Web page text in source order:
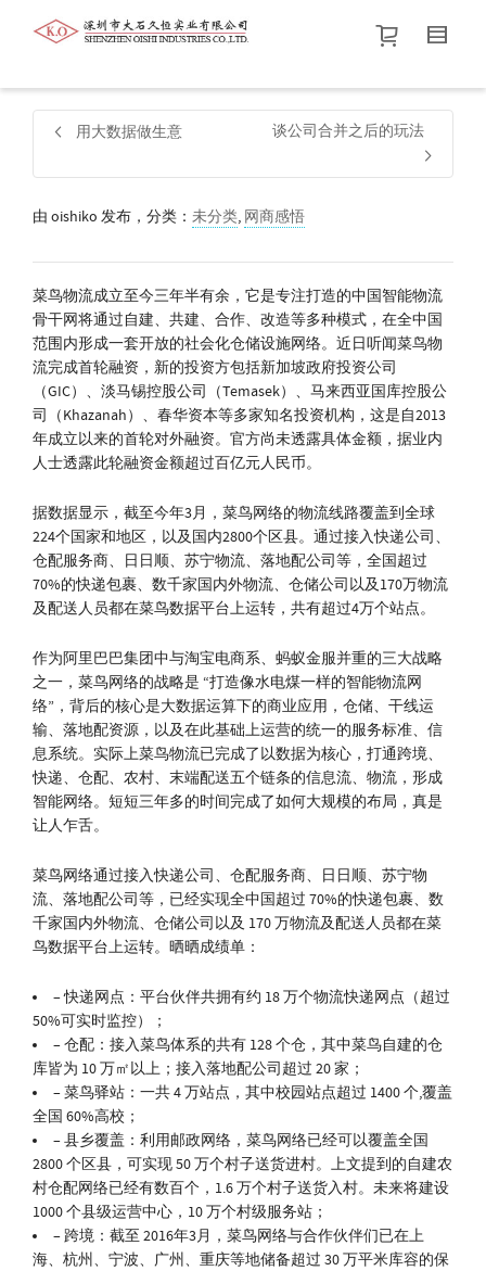
帮我查找新的衬衫尺码
价格介于
默认品牌.
用大数据做生意 谈公司合并之后的玩法
由 oishiko 发布，分类： 未分类, 网商感悟
菜鸟物流成立至今三年半有余，它是专注打造的中国智能物流
骨干网将通过自建、共建、合作、改造等多种模式，在全中国
范围内形成一套开放的社会化仓储设施网络。近日听闻菜鸟物
流完成首轮融资，新的投资方包括新加坡政府投资公司
（GIC）、淡马锡控股公司（Temasek）、马来西亚国库控股公
司（Khazanah）、春华资本等多家知名投资机构，这是自2013
年成立以来的首轮对外融资。官方尚未透露具体金额，据业内
人士透露此轮融资金额超过百亿元人民币。
据数据显示，截至今年3月，菜鸟网络的物流线路覆盖到全球
224个国家和地区，以及国内2800个区县。通过接入快递公司、
仓配服务商、日日顺、苏宁物流、落地配公司等，全国超过
70%的快递包裹、数千家国内外物流、仓储公司以及170万物流
及配送人员都在菜鸟数据平台上运转，共有超过4万个站点。
作为阿里巴巴集团中与淘宝电商系、蚂蚁金服并重的三大战略
之一，菜鸟网络的战略是 “打造像水电煤一样的智能物流网
络”，背后的核心是大数据运算下的商业应用，仓储、干线运
输、落地配资源，以及在此基础上运营的统一的服务标准、信
息系统。实际上菜鸟物流已完成了以数据为核心，打通跨境、
快递、仓配、农村、末端配送五个链条的信息流、物流，形成
智能网络。短短三年多的时间完成了如何大规模的布局，真是
让人乍舌。
菜鸟网络通过接入快递公司、仓配服务商、日日顺、苏宁物
流、落地配公司等，已经实现全中国超过 70%的快递包裹、数
千家国内外物流、仓储公司以及 170 万物流及配送人员都在菜
鸟数据平台上运转。晒晒成绩单：
– 快递网点：平台伙伴共拥有约 18 万个物流快递网点（超过
50%可实时监控）；
– 仓配：接入菜鸟体系的共有 128 个仓，其中菜鸟自建的仓
库皆为 10 万㎡以上；接入落地配公司超过 20 家；
– 菜鸟驿站：一共 4 万站点，其中校园站点超过 1400 个,覆盖
全国 60%高校；
– 县乡覆盖：利用邮政网络，菜鸟网络已经可以覆盖全国
2800 个区县，可实现 50 万个村子送货进村。上文提到的自建农
村仓配网络已经有数百个，1.6 万个村子送货入村。未来将建设
1000 个县级运营中心，10 万个村级服务站；
– 跨境：截至 2016年3月，菜鸟网络与合作伙伴们已在上
海、杭州、宁波、广州、重庆等地储备超过 30 万平米库容的保